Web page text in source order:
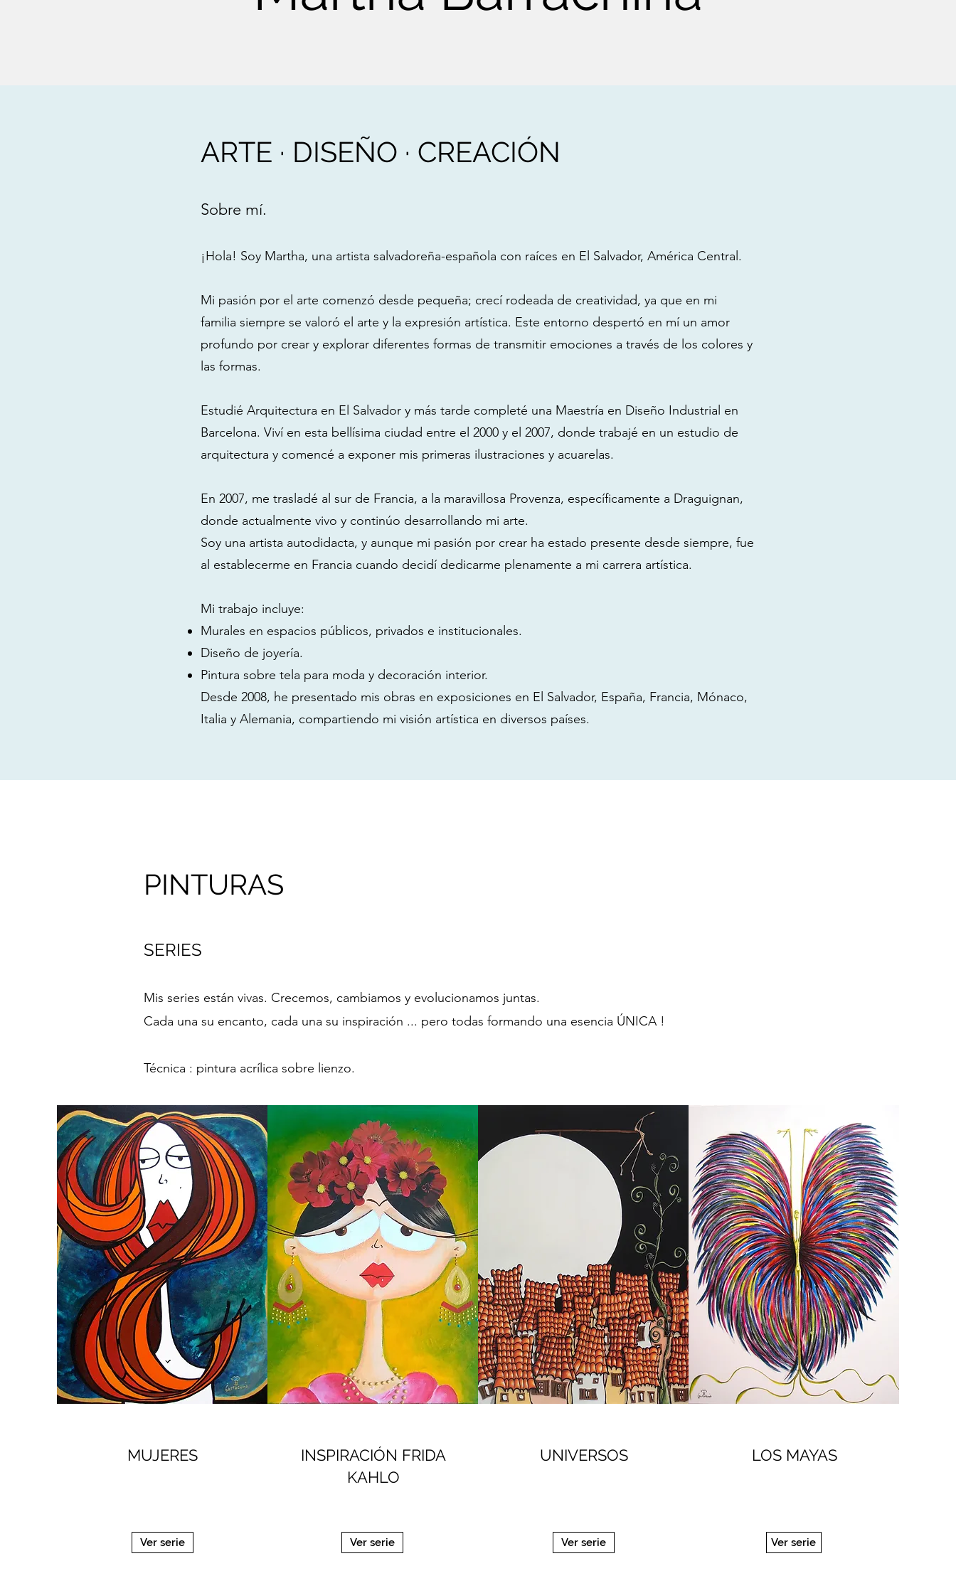
ARTE · DISEÑO · CREACIÓN
Sobre mí.
¡Hola! Soy Martha, una artista salvadoreña-española con raíces en El Salvador, América Central.
Mi pasión por el arte comenzó desde pequeña; crecí rodeada de creatividad, ya que en mi
familia siempre se valoró el arte y la expresión artística. Este entorno despertó en mí un amor
profundo por crear y explorar diferentes formas de transmitir emociones a través de los colores y
las formas.
Estudié Arquitectura en El Salvador y más tarde completé una Maestría en Diseño Industrial en
Barcelona. Viví en esta bellísima ciudad entre el 2000 y el 2007, donde trabajé en un estudio de
arquitectura y comencé a exponer mis primeras ilustraciones y acuarelas.
En 2007, me trasladé al sur de Francia, a la maravillosa Provenza, específicamente a Draguignan,
donde actualmente vivo y continúo desarrollando mi arte.
Soy una artista autodidacta, y aunque mi pasión por crear ha estado presente desde siempre, fue
al establecerme en Francia cuando decidí dedicarme plenamente a mi carrera artística.
Mi trabajo incluye:
Murales en espacios públicos, privados e institucionales.
Diseño de joyería.
Pintura sobre tela para moda y decoración interior.
Desde 2008, he presentado mis obras en exposiciones en El Salvador, España, Francia, Mónaco,
Italia y Alemania, compartiendo mi visión artística en diversos países.
PINTURAS
SERIES
Mis series están vivas. Crecemos, cambiamos y evolucionamos juntas.
Cada una su encanto, cada una su inspiración ... pero todas formando una esencia ÚNICA !
Técnica : pintura acrílica sobre lienzo.
MUJERES
Ver serie
INSPIRACIÓN FRIDA
KAHLO
Ver serie
UNIVERSOS
Ver serie
LOS MAYAS
Ver serie